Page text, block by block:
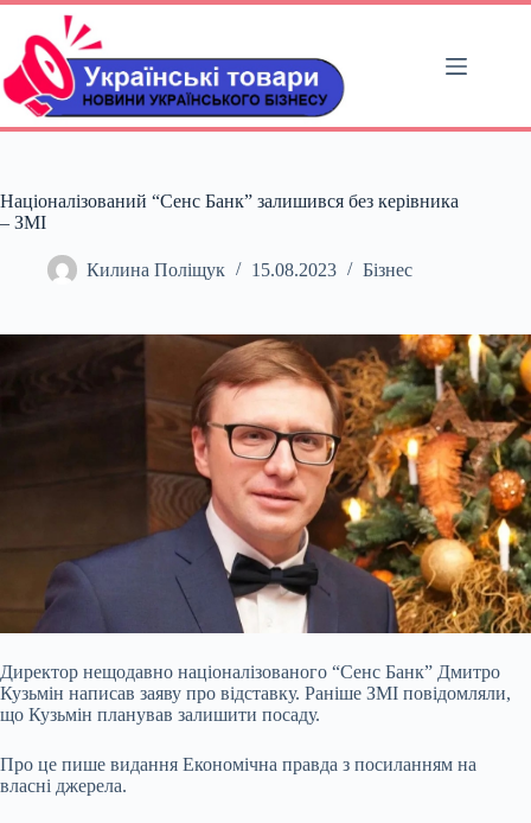
Перейти
вмісту
Націоналізований “Сенс Банк” залишився без керівника
– ЗМІ
Килина Поліщук 15.08.2023 Бізнес
Директор нещодавно націоналізованого “Сенс Банк” Дмитро
Кузьмін написав заяву про відставку. Раніше ЗМІ повідомляли,
що Кузьмін планував залишити посаду.
Про це пише видання Економічна правда з посиланням на
власні джерела.